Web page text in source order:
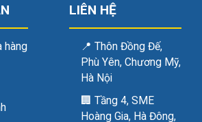
hàng
LIÊN HỆ
📍 Thôn Đồng Đế,
Phù Yên, Chương Mỹ,
Hà Nội
🏢 Tầng 4, SME
Hoàng Gia, Hà Đông,